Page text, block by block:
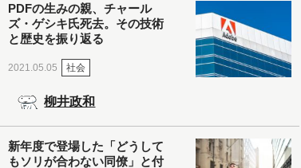
PDFの生みの親、チャール
ズ・ゲシキ氏死去。その技術
と歴史を振り返る
2021.05.05 社会
柳井政和
新年度で登場した「どうして
もソリが合わない同僚」と付